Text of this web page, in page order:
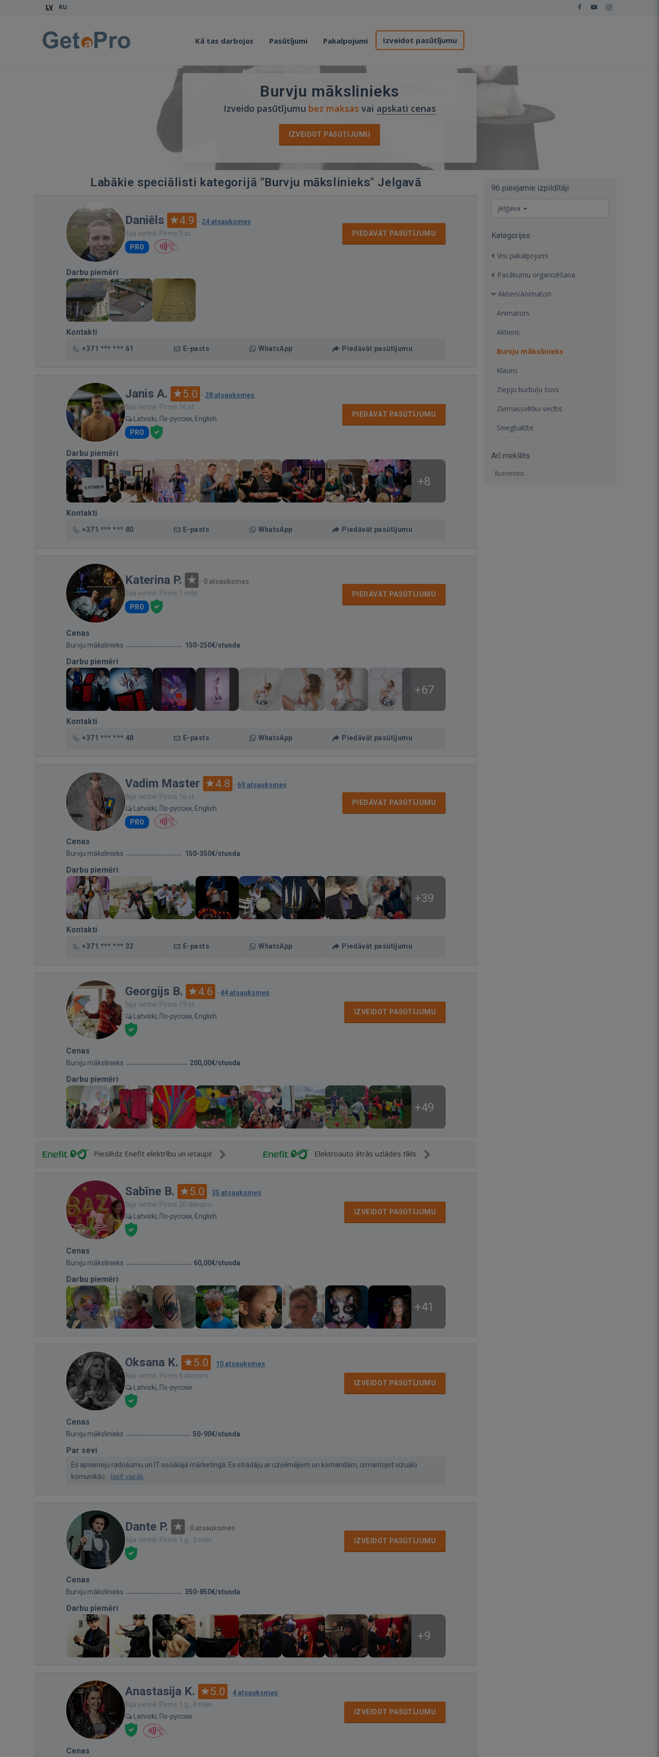
LV RU
Kā tas darbojas Pasūtījumi Pakalpojumi Izveidot pasūtījumu
Burvju mākslinieks
Izveido pasūtījumu bez maksas vai apskati cenas
IZVEIDOT PASŪTĪJUMU
Labākie speciālisti kategorijā "Burvju mākslinieks" Jelgavā
Daniēls 4.9 · 24 atsauksmes
Bija vietnē: Pirms 9 st.
PRO
PIEDĀVĀT PASŪTĪJUMU
Darbu piemēri
Kontakti
+371 *** *** 61 E-pasts WhatsApp Piedāvāt pasūtījumu
Janis A. 5.0 · 28 atsauksmes
Bija vietnē: Pirms 16 st.
Latviski, По-русски, English
PRO
PIEDĀVĀT PASŪTĪJUMU
Darbu piemēri
+8
Kontakti
+371 *** *** 80 E-pasts WhatsApp Piedāvāt pasūtījumu
Katerina P. · 0 atsauksmes
Bija vietnē: Pirms 1 mēn.
PRO
PIEDĀVĀT PASŪTĪJUMU
Cenas
Burvju mākslinieks 150-250€/stunda
Darbu piemēri
+67
Kontakti
+371 *** *** 48 E-pasts WhatsApp Piedāvāt pasūtījumu
Vadim Master 4.8 · 69 atsauksmes
Bija vietnē: Pirms 16 st.
Latviski, По-русски, English
PRO
PIEDĀVĀT PASŪTĪJUMU
Cenas
Burvju mākslinieks 150-350€/stunda
Darbu piemēri
+39
Kontakti
+371 *** *** 32 E-pasts WhatsApp Piedāvāt pasūtījumu
Georgijs B. 4.6 · 44 atsauksmes
Bija vietnē: Pirms 19 st.
Latviski, По-русски, English
IZVEIDOT PASŪTĪJUMU
Cenas
Burvju mākslinieks 200,00€/stunda
Darbu piemēri
+49
Pieslēdz Enefit elektrību un ietaupi! Elektroauto ātrās uzlādes tīkls
Sabīne B. 5.0 · 35 atsauksmes
Bija vietnē: Pirms 20 dienām
Latviski, По-русски, English
IZVEIDOT PASŪTĪJUMU
Cenas
Burvju mākslinieks 60,00€/stunda
Darbu piemēri
+41
Oksana K. 5.0 · 10 atsauksmes
Bija vietnē: Pirms 8 dienām
Latviski, По-русски
IZVEIDOT PASŪTĪJUMU
Cenas
Burvju mākslinieks 50-90€/stunda
Par sevi
Es apvienoju radošumu un IT sociālajā mārketingā. Es strādāju ar uzņēmējiem un komandām, izmantojot vizuālo
komunikāc... lasīt vairāk
Dante P. · 0 atsauksmes
Bija vietnē: Pirms 1 g., 3 mēn.
IZVEIDOT PASŪTĪJUMU
Cenas
Burvju mākslinieks 350-850€/stunda
Darbu piemēri
+9
Anastasija K. 5.0 · 4 atsauksmes
Bija vietnē: Pirms 1 g., 4 mēn.
Latviski, По-русски
IZVEIDOT PASŪTĪJUMU
Cenas
96 pieejamie izpildītāji
Jelgava
Kategorijas
Visi pakalpojumi
Pasākumu organizēšana
Aktieri/Animatori
Animators
Aktieris
Burvju mākslinieks
Klauns
Ziepju burbuļu šovs
Ziemassvētku vecītis
Sniegbaltīte
Arī meklēts
Iluzionists